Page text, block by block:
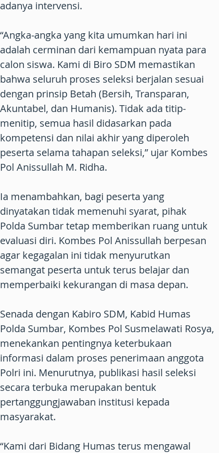
adanya intervensi.
“Angka-angka yang kita umumkan hari ini
adalah cerminan dari kemampuan nyata para
calon siswa. Kami di Biro SDM memastikan
bahwa seluruh proses seleksi berjalan sesuai
dengan prinsip Betah (Bersih, Transparan,
Akuntabel, dan Humanis). Tidak ada titip-
menitip, semua hasil didasarkan pada
kompetensi dan nilai akhir yang diperoleh
peserta selama tahapan seleksi,” ujar Kombes
Pol Anissullah M. Ridha.
Ia menambahkan, bagi peserta yang
dinyatakan tidak memenuhi syarat, pihak
Polda Sumbar tetap memberikan ruang untuk
evaluasi diri. Kombes Pol Anissullah berpesan
agar kegagalan ini tidak menyurutkan
semangat peserta untuk terus belajar dan
memperbaiki kekurangan di masa depan.
Senada dengan Kabiro SDM, Kabid Humas
Polda Sumbar, Kombes Pol Susmelawati Rosya,
menekankan pentingnya keterbukaan
informasi dalam proses penerimaan anggota
Polri ini. Menurutnya, publikasi hasil seleksi
secara terbuka merupakan bentuk
pertanggungjawaban institusi kepada
masyarakat.
“Kami dari Bidang Humas terus mengawal